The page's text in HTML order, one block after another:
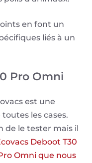
en font un
liés à un
Pro Omni
est une
les cases.
de le tester mais il
Deboot T30
Omni que nous